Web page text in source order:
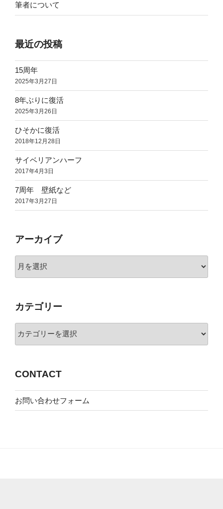
筆者について
最近の投稿
15周年
2025年3月27日
8年ぶりに復活
2025年3月26日
ひそかに復活
2018年12月28日
サイベリアンハーフ
2017年4月3日
7周年 壁紙など
2017年3月27日
アーカイブ
ー
ブ
カテゴリー
テ
ー
CONTACT
お問い合わせフォーム